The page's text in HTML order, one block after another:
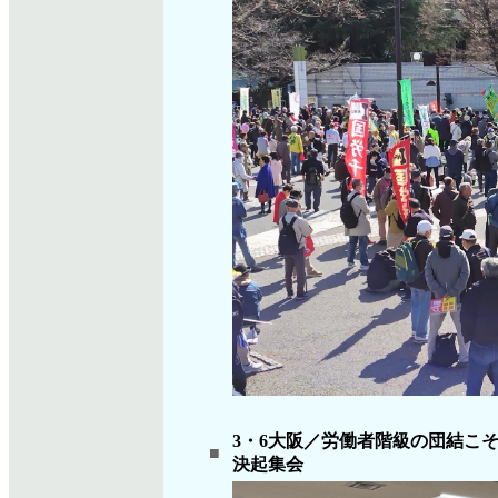
■
3・6大阪／労働者階級の団結こ
決起集会